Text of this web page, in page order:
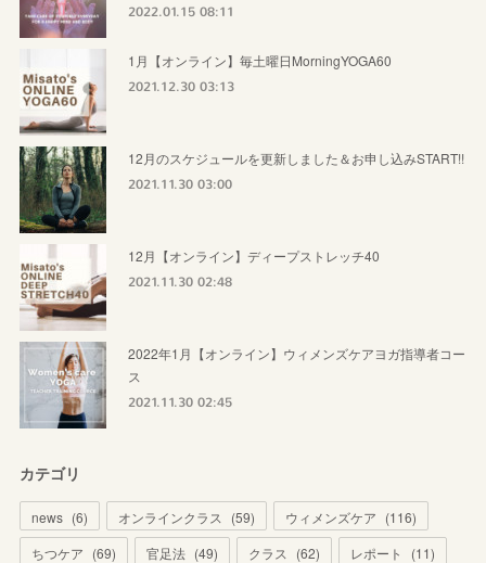
2022.01.15 08:11
1月【オンライン】毎土曜日MorningYOGA60
2021.12.30 03:13
12月のスケジュールを更新しました＆お申し込みSTART!!
2021.11.30 03:00
12月【オンライン】ディープストレッチ40
2021.11.30 02:48
2022年1月【オンライン】ウィメンズケアヨガ指導者コー
ス
2021.11.30 02:45
カテゴリ
news (6) オンラインクラス (59) ウィメンズケア (116)
ちつケア (69) 官足法 (49) クラス (62) レポート (11)